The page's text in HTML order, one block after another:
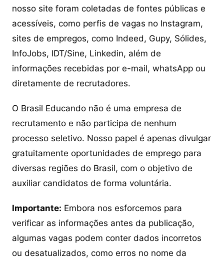
nosso site foram coletadas de fontes públicas e
acessíveis, como perfis de vagas no Instagram,
sites de empregos, como Indeed, Gupy, Sólides,
InfoJobs, IDT/Sine, Linkedin, além de
informações recebidas por e-mail, whatsApp ou
diretamente de recrutadores.
O Brasil Educando não é uma empresa de
recrutamento e não participa de nenhum
processo seletivo. Nosso papel é apenas divulgar
gratuitamente oportunidades de emprego para
diversas regiões do Brasil, com o objetivo de
auxiliar candidatos de forma voluntária.
Importante: Embora nos esforcemos para
verificar as informações antes da publicação,
algumas vagas podem conter dados incorretos
ou desatualizados, como erros no nome da